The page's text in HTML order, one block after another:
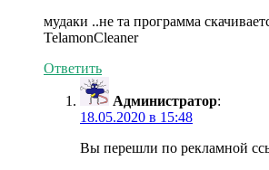
мудаки ..не та программа
TelamonCleaner
Ответить
Администратор:
18.05.2020 в 15:48
Вы перешли по рекламной